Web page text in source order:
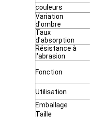
couleurs
Variation
d'ombre
Taux
d'absorption
Résistance à
l'abrasion
Fonction
Utilisation
Emballage
Taille